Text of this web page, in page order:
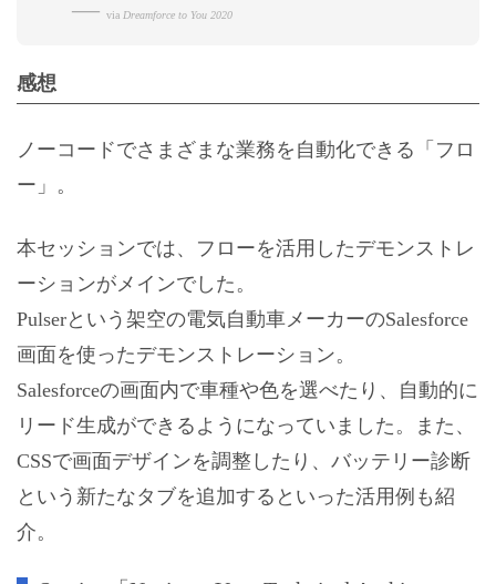
via Dreamforce to You 2020
感想
ノーコードでさまざまな業務を自動化できる「フロ
ー」。
本セッションでは、フローを活用したデモンストレ
ーションがメインでした。
Pulserという架空の電気自動車メーカーのSalesforce
画面を使ったデモンストレーション。
Salesforceの画面内で車種や色を選べたり、自動的に
リード生成ができるようになっていました。また、
CSSで画面デザインを調整したり、バッテリー診断
という新たなタブを追加するといった活用例も紹
介。